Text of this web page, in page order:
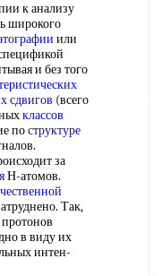
к анализу
широкого
или
и без того
сдвигов (всего
классов
поструктуре
за
Н-атомов.
Так,
в виду их
интен-